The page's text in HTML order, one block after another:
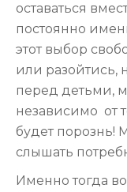
оставаться
постоянно
этот выбор
или разойтись,
перед детьми,
независимо от
будет порознь!
слышать
Именно тогда